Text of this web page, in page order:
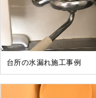
台所の水漏れ施工事例